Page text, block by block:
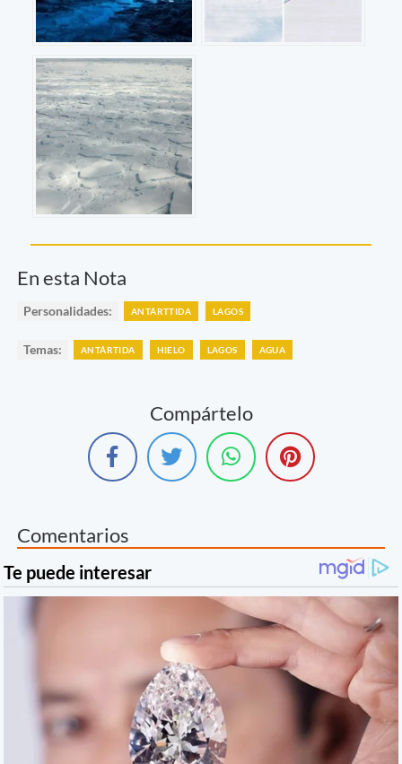
En esta Nota
Personalidades: ANTÁRTTIDA LAGOS
Temas: ANTÁRTIDA HIELO LAGOS AGUA
Compártelo
Comentarios